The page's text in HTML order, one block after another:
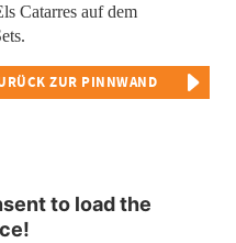
Catarres auf dem
ZUR PINNWAND
to load the